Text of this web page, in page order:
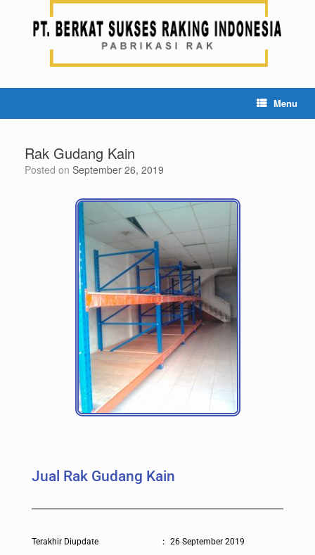
Menu
Rak Gudang Kain
Posted on September 26, 2019
Jual Rak Gudang Kain
Terakhir Diupdate : 26 September 2019